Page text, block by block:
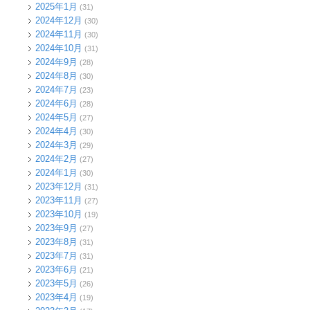
2025年1月 (31)
2024年12月 (30)
2024年11月 (30)
2024年10月 (31)
2024年9月 (28)
2024年8月 (30)
2024年7月 (23)
2024年6月 (28)
2024年5月 (27)
2024年4月 (30)
2024年3月 (29)
2024年2月 (27)
2024年1月 (30)
2023年12月 (31)
2023年11月 (27)
2023年10月 (19)
2023年9月 (27)
2023年8月 (31)
2023年7月 (31)
2023年6月 (21)
2023年5月 (26)
2023年4月 (19)